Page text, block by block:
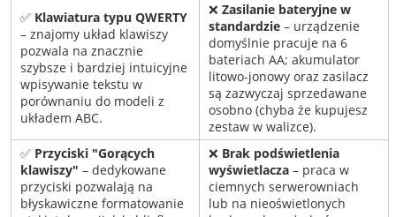
✅ Klawiatura typu QWERTY
– znajomy układ klawiszy
pozwala na znacznie
szybsze i bardziej intuicyjne
wpisywanie tekstu w
porównaniu do modeli z
układem ABC.
❌ Zasilanie bateryjne w
standardzie– urządzenie
domyślnie pracuje na 6
bateriach AA; akumulator
litowo-jonowy oraz zasilacz
są zazwyczaj sprzedawane
osobno (chyba że kupujesz
zestaw w walizce).
✅ Przyciski "Gorących
klawiszy" – dedykowane
przyciski pozwalają na
błyskawiczne formatowanie
❌ Brak podświetlenia
wyświetlacza– praca w
ciemnych serwerowniach
lub na nieoświetlonych